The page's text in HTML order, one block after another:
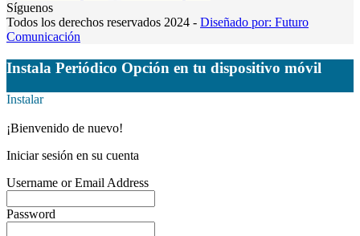
Síguenos
Todos los derechos reservados 2024 - Diseñado por: Futuro
Comunicación
Instala Periódico Opción en tu dispositivo móvil
Instalar
¡Bienvenido de nuevo!
Iniciar sesión en su cuenta
Username or Email Address
Password